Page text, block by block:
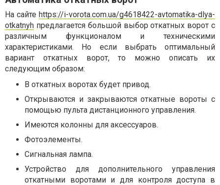
На сайте https://i-vorota.com.ua/g4618422-avtomatika-dlya-
otkatnyh предлагается большой выбор откатных ворот с
различным функционалом и техническими
характеристиками. Но если выбрать оптимальный
вариант откатных ворот, то можно описать их
следующим образом:
В откатных воротах будет привод.
Открываются и закрываются откатные вороты с
помощью пульта дистанционного управления.
Имеются колонны для аксессуаров.
Фотоэлементы.
Сигнальная лампа.
Устройство для дополнительного управления
откатными воротами и для контроля доступа в